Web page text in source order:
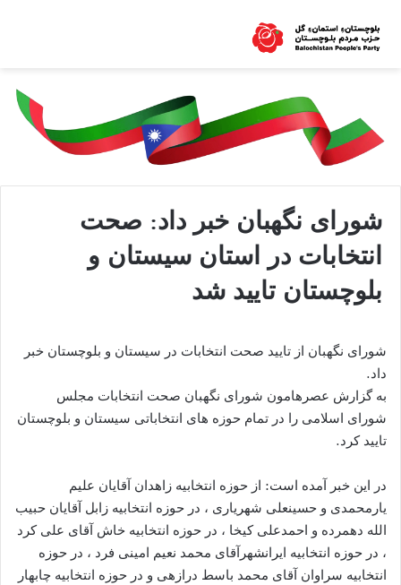
شورای نگهبان خبر داد: صحت
انتخابات در استان سیستان و
بلوچستان تایید شد
شورای نگهبان از تایید صحت انتخابات در سیستان و بلوچستان خبر
داد.
به گزارش عصرهامون شورای نگهبان صحت انتخابات مجلس
شورای اسلامی را در تمام حوزه های انتخاباتی سیستان و بلوچستان
تایید کرد.
در این خبر آمده است: از حوزه انتخابیه زاهدان آقایان علیم
یارمحمدی و حسینعلی شهریاری ، در حوزه انتخابیه زابل آقایان حبیب
الله دهمرده و احمدعلی کیخا ، در حوزه انتخابیه خاش آقای علی کرد
، در حوزه انتخابیه ایرانشهرآقای محمد نعیم امینی فرد ، در حوزه
انتخابیه سراوان آقای محمد باسط درازهی و در حوزه انتخابیه چابهار